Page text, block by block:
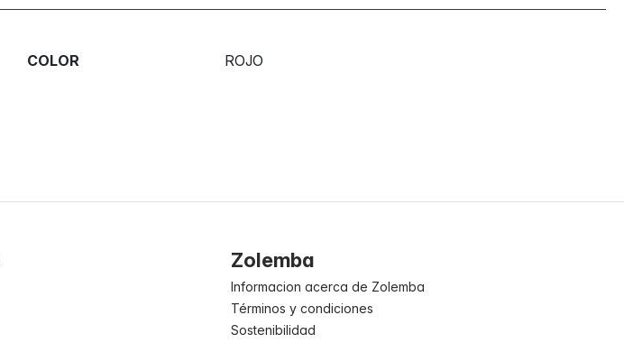
COLOR ROJO
Zolemba
Informacion acerca de Zolemba
Términos y condiciones
Sostenibilidad